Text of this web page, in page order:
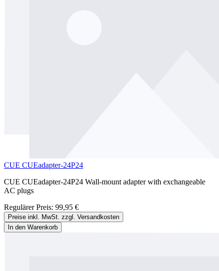
CUE CUEadapter-24P24
CUE CUEadapter-24P24 Wall-mount adapter with exchangeable
AC plugs
Regulärer Preis: 99,95 €
Preise inkl. MwSt. zzgl. Versandkosten
In den Warenkorb